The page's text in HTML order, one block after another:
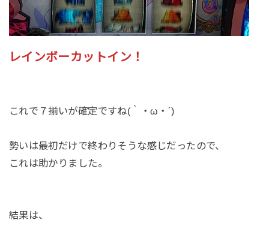
レインボーカットイン！
これで７揃いが確定ですね(｀・ω・´)
勢いは最初だけで終わりそうな感じだったので、
これは助かりました。
結果は、